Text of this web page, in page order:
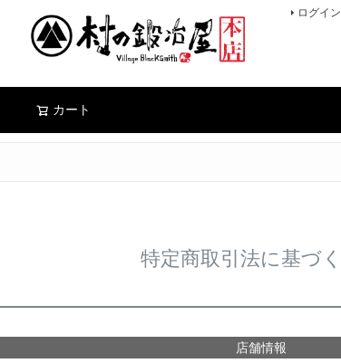
ログイン
カート
特定商取引法に基づ
店舗情報